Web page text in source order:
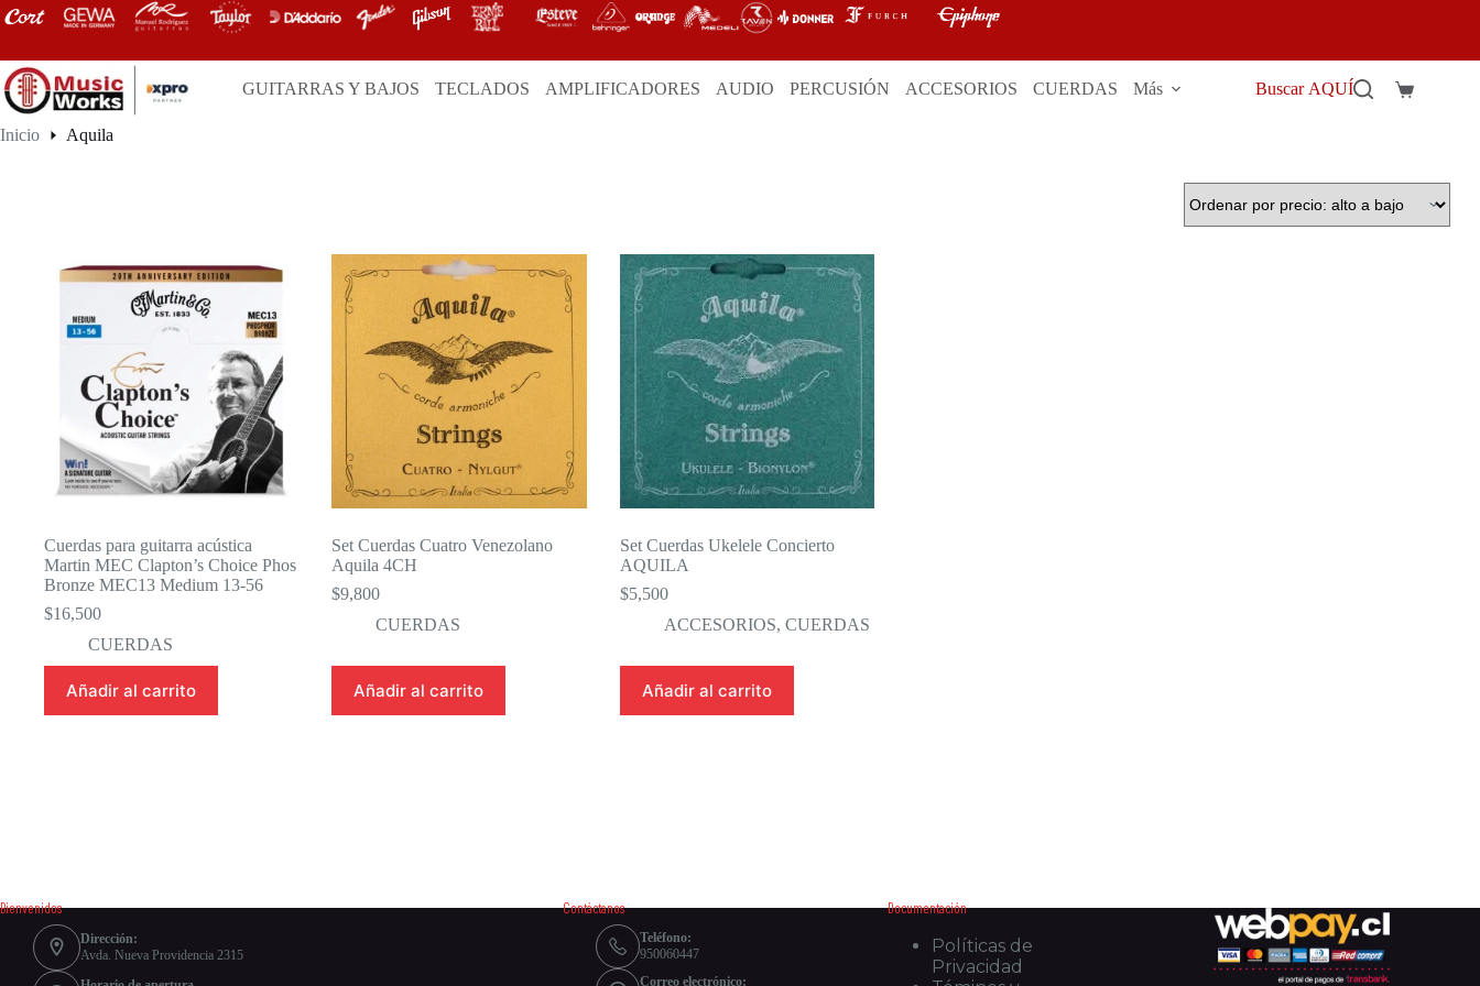
Saltar
al
GUITARRAS Y BAJOS TECLADOS AMPLIFICADORES AUDIO PERCUSIÓN ACCESORIOS CUERDAS Más Buscar AQUÍ
Carro
Inicio
Aquila
Cuerdas para guitarra acústica
Martin MEC Clapton’s Choice Phos
Bronze MEC13 Medium 13-56
$16,500
CUERDAS
Añadir al carrito
Set Cuerdas Cuatro Venezolano
Aquila 4CH
$9,800
CUERDAS
Añadir al carrito
Set Cuerdas Ukelele Concierto
AQUILA
$5,500
ACCESORIOS, CUERDAS
Añadir al carrito
Bienvenidos
Dirección:
Avda. Nueva Providencia 2315
Contáctanos
Teléfono:
950060447
Correo electrónico:
Documentación
Políticas de
Privacidad